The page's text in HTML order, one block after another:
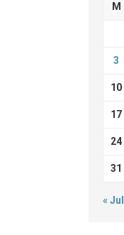
M
3
10
17
24
31
« Jul